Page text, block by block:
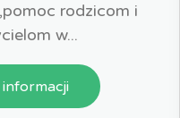
rodzicom i
w...
informacji